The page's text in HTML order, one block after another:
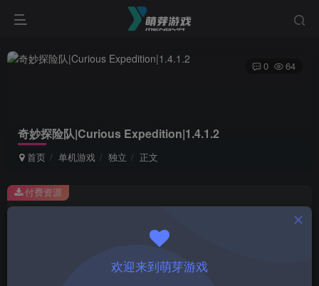
奇妙探险队|Curious Expedition|1.4.1.2
首页 单机游戏 独立 正文
0 64
此内容为付费资源，请付费后查看
￥1
付费资源
欢迎来到萌芽游戏